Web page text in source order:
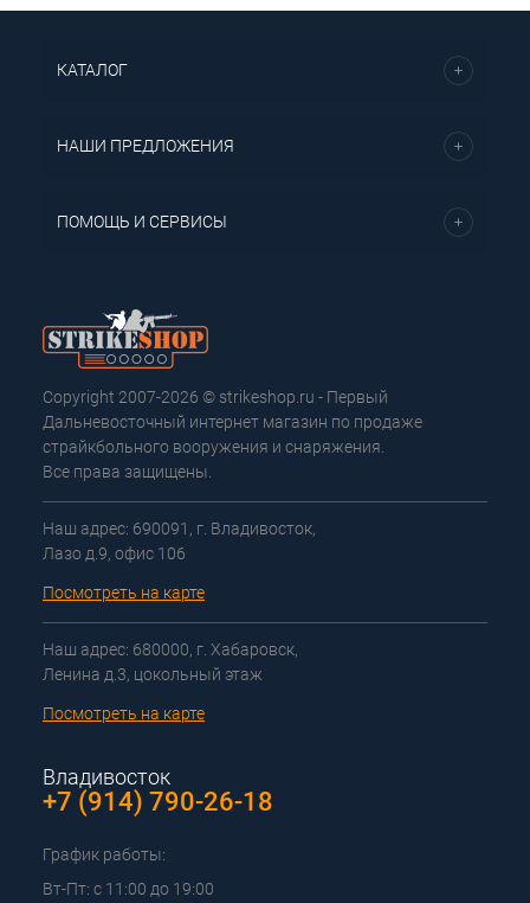
КАТАЛОГ
НАШИ ПРЕДЛОЖЕНИЯ
ПОМОЩЬ И СЕРВИСЫ
Copyright 2007-2026 © strikeshop.ru - Первый
Дальневосточный интернет магазин по продаже
страйкбольного вооружения и снаряжения.
Все права защищены.
Наш адрес: 690091, г. Владивосток,
Лазо д.9, офис 106
Посмотреть на карте
Наш адрес: 680000, г. Хабаровск,
Ленина д.3, цокольный этаж
Посмотреть на карте
Владивосток
+7 (914) 790-26-18
График работы:
Вт-Пт: с 11:00 до 19:00